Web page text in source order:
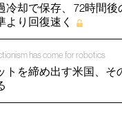
冷却で保存、 72時間
り回復速く
has come for robotics
トを締め出す米国、そ